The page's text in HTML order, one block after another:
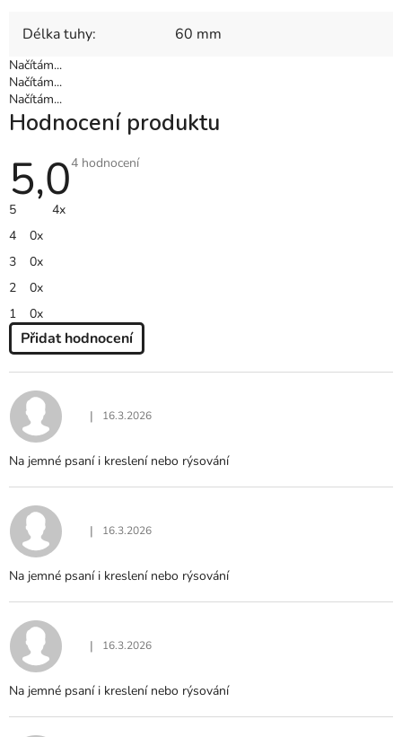
Délka tuhy: 60 mm
Načítám...
Načítám...
Načítám...
Hodnocení produktu
5,0Průměrné
4 hodnocení
5
4x
4
0x
3
0x
2
0x
1
0x
Přidat hodnocení
P
I
S
H
O
D
O
C
N
Hodnocení produktu je 5 z 5 hvězdiček.
| 16.3.2026
Na jemné psaní i kreslení nebo rýsování
Hodnocení produktu je 5 z 5 hvězdiček.
| 16.3.2026
Na jemné psaní i kreslení nebo rýsování
Hodnocení produktu je 5 z 5 hvězdiček.
| 16.3.2026
Na jemné psaní i kreslení nebo rýsování